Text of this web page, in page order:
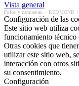
Vista general
Polos y camisetas REDMOND
Configuración de las
Este sitio web utiliza
funcionamiento técnico
Otras cookies que
utilizar este sitio web,
interacción con otros
su consentimiento.
Configuración